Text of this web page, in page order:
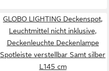
GLOBO LIGHTING Deckenspot,
Leuchtmittel nicht inklusive,
Deckenleuchte Deckenlampe
Spotleiste verstellbar Samt silber
L145 cm